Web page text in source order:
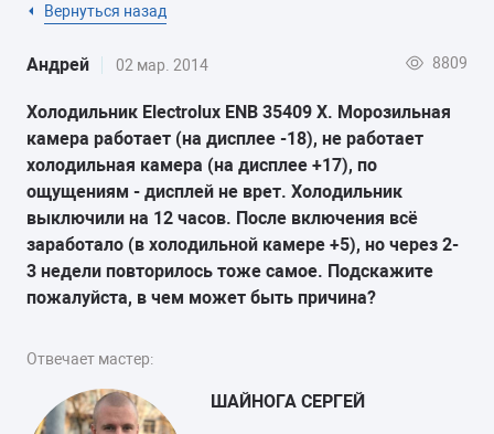
Вернуться назад
Андрей 02 мар. 2014 8809
Холодильник Electrolux ENB 35409 X. Морозильная
камера работает (на дисплее -18), не работает
холодильная камера (на дисплее +17), по
ощущениям - дисплей не врет. Холодильник
выключили на 12 часов. После включения всё
заработало (в холодильной камере +5), но через 2-
3 недели повторилось тоже самое. Подскажите
пожалуйста, в чем может быть причина?
Отвечает мастер:
ШАЙНОГА СЕРГЕЙ